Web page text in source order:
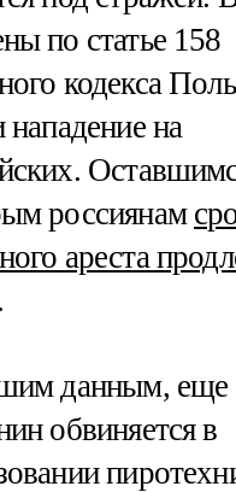
по статье 158
кодекса
нападение на
россиянам
ареста
данным, еще
обвиняется в